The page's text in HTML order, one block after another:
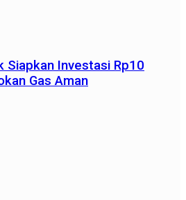
Siapkan Investasi Rp10
Gas Aman